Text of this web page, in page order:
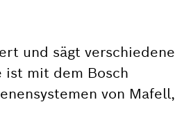
und sägt verschiedene
ist mit dem Bosch
von Mafell,